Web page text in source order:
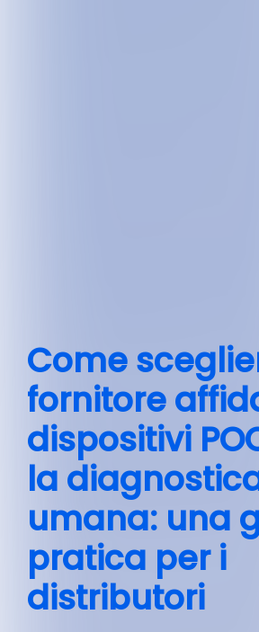
Come
fornitore
dispositivi
la
umana: una
pratica per i
distributori